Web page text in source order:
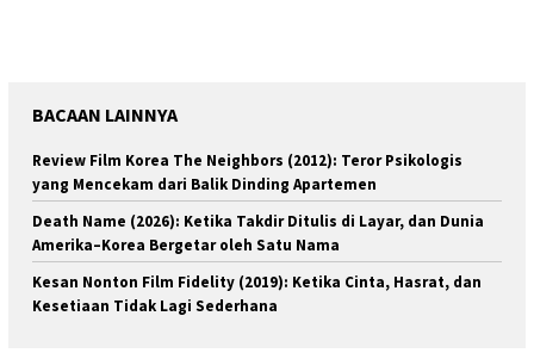
BACAAN LAINNYA
Review Film Korea The Neighbors (2012): Teror Psikologis
yang Mencekam dari Balik Dinding Apartemen
Death Name (2026): Ketika Takdir Ditulis di Layar, dan Dunia
Amerika–Korea Bergetar oleh Satu Nama
Kesan Nonton Film Fidelity (2019): Ketika Cinta, Hasrat, dan
Kesetiaan Tidak Lagi Sederhana